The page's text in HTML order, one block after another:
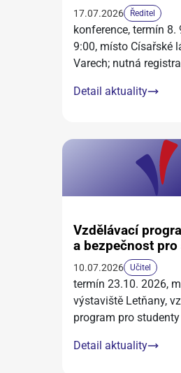
17.07.2026 Ředitel
konference, termín 8.
9:00, místo Císařské
Varech; nutná
Detail aktuality
Vzdělávací
a bezpečnost
10.07.2026 Učitel
termín 23.10. 2026,
výstaviště Letňany,
program pro
Detail aktuality